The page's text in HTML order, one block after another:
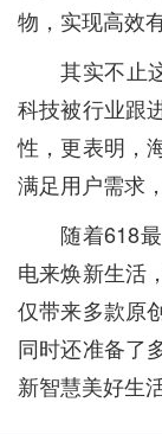
物，实现高效
其实不止
科技被行业跟
性，更表明，
满足用户需求
随着618
电来焕新生活
仅带来多款原
同时还准备了
新智慧美好生活